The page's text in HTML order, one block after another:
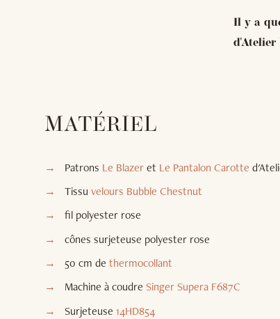
Il y a
d'Atelier
MATÉRIEL
Patrons Le Blazeret Le Pantalon Carotte
Tissu velours Bubble Chestnut
fil polyester rose
cônes surjeteuse polyester rose
50 cm de thermocollant
Machine à coudre Singer Supera F687C
Surjeteuse 14HD854